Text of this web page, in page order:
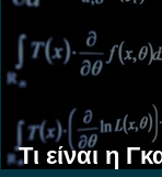
Τι είναι η